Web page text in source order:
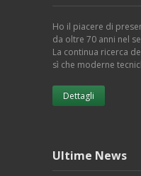
Ho il piacere di
da oltre 70 anni nel
La continua ricerca
sì che moderne
Dettagli
Ultime News